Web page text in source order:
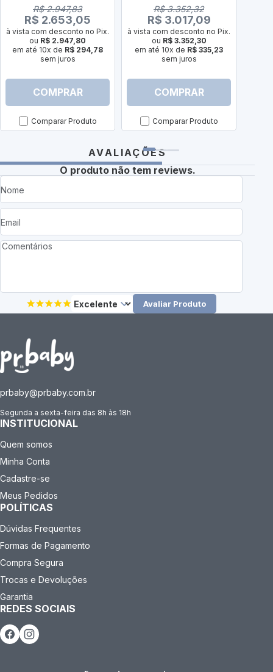
R$ 2.947,83
R$ 2.653,05
à vista com desconto no Pix.
ou R$ 2.947,80
em até 10x de R$ 294,78
sem juros
COMPRAR
Comparar Produto
R$ 3.352,32
R$ 3.017,09
à vista com desconto no Pix.
ou R$ 3.352,30
em até 10x de R$ 335,23
sem juros
COMPRAR
Comparar Produto
AVALIAÇÕES
O produto não tem reviews.
Avaliar Produto
prbaby@prbaby.com.br
Segunda a sexta-feira das 8h às 18h
INSTITUCIONAL
Quem somos
Minha Conta
Cadastre-se
Meus Pedidos
POLÍTICAS
Dúvidas Frequentes
Formas de Pagamento
Compra Segura
Trocas e Devoluções
Garantia
REDES SOCIAIS